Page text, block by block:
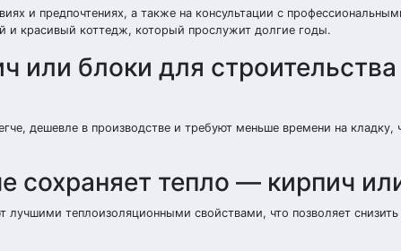
и предпочтениях, а также на консультации с
и красивый коттедж, который прослужит долгие годы.
или блоки для строительства
дешевле в производстве и требуют меньше времени на кладку,
сохраняет тепло — кирпич
теплоизоляционными свойствами, что позволяет